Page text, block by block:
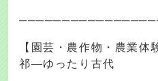
【園芸・農作物・農業
祁―ゆったり古代